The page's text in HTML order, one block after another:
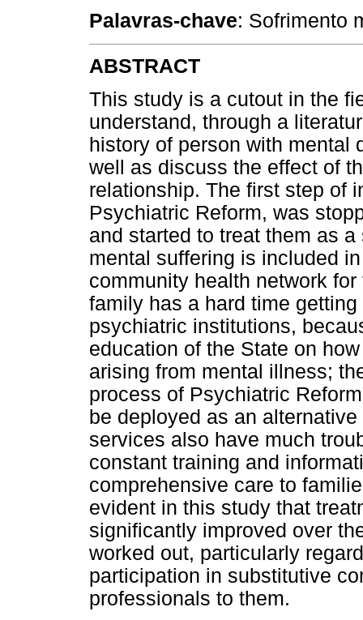
Palavras-chave: Sofrimento
ABSTRACT
This study is a cutout in the
understand, through a
history of person with mental
well as discuss the effect of
relationship. The first step of
Psychiatric Reform, was
and started to treat them as
mental suffering is included
community health network
family has a hard time
psychiatric institutions,
education of the State on
arising from mental illness;
process of Psychiatric
be deployed as an
services also have much
constant training and
comprehensive care to
evident in this study that
significantly improved over
worked out, particularly
participation in substitutive
professionals to them.